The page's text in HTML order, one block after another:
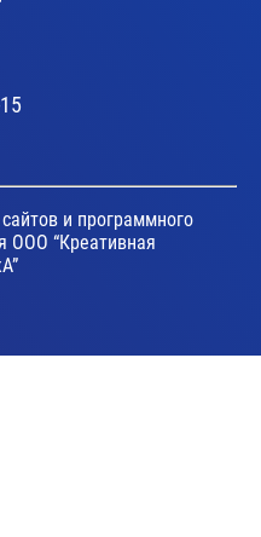
и программного
ООО “Креативная